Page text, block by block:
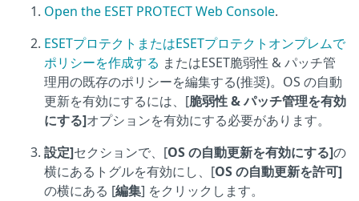
Open the ESET PROTECT Web Console.
ESETプロテクトまたはESETプロテクトオンプレムで
ポリシーを作成する またはESET脆弱性 & パッチ管
理用の既存のポリシーを編集する(推奨)。OS の自動
更新を有効にするには、[脆弱性 & パッチ管理を有効
にする]オプションを有効にする必要があります。
設定]セクションで、[OS の自動更新を有効にする]の
横にあるトグルを有効にし、[OS の自動更新を許可]
の横にある [編集] をクリックします。